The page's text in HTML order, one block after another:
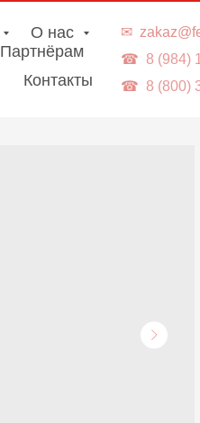
О нас
Партнёрам
Контакты
✉
☎ 8 (984)
☎ 8 (800)